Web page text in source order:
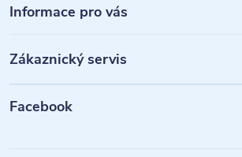
á
p
a
Informace pro vás
Zákaznický servis
Facebook